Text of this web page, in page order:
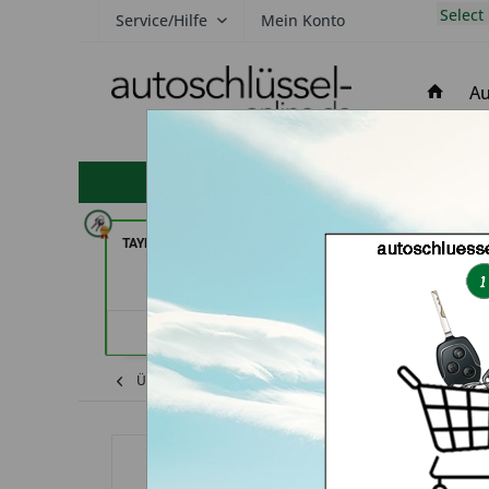
Service/Hilfe Mein Konto Select
hohe Kundenzufriedenheit
TAYFUN 2.0 GmbH (in Nürnberg)
moeller-
Übersicht Volkswagen Transporter